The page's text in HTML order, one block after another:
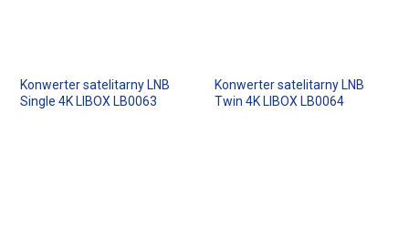
Konwerter satelitarny LNB
Single 4K LIBOX LB0063
Konwerter satelitarny LNB
Twin 4K LIBOX LB0064